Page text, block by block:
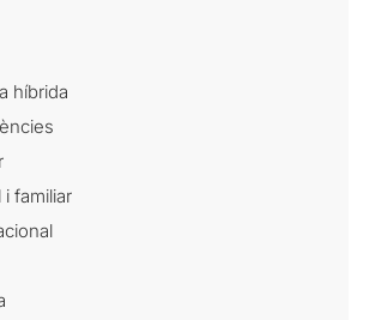
híbrida
i familiar